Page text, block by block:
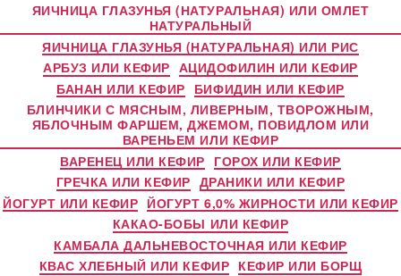
ЯИЧНИЦА ГЛАЗУНЬЯ (НАТУРАЛЬНАЯ) ИЛИ ОМЛЕТ
НАТУРАЛЬНЫЙ
ЯИЧНИЦА ГЛАЗУНЬЯ (НАТУРАЛЬНАЯ) ИЛИ РИС
АРБУЗ ИЛИ КЕФИР АЦИДОФИЛИН ИЛИ КЕФИР
БАНАН ИЛИ КЕФИР БИФИДИН ИЛИ КЕФИР
БЛИНЧИКИ С МЯСНЫМ, ЛИВЕРНЫМ, ТВОРОЖНЫМ,
ЯБЛОЧНЫМ ФАРШЕМ, ДЖЕМОМ, ПОВИДЛОМ ИЛИ
ВАРЕНЬЕМ ИЛИ КЕФИР
ВАРЕНЕЦ ИЛИ КЕФИР ГОРОХ ИЛИ КЕФИР
ГРЕЧКА ИЛИ КЕФИР ДРАНИКИ ИЛИ КЕФИР
ЙОГУРТ ИЛИ КЕФИР ЙОГУРТ 6,0% ЖИРНОСТИ ИЛИ КЕФИР
КАКАО-БОБЫ ИЛИ КЕФИР
КАМБАЛА ДАЛЬНЕВОСТОЧНАЯ ИЛИ КЕФИР
КВАС ХЛЕБНЫЙ ИЛИ КЕФИР КЕФИР ИЛИ БОРЩ